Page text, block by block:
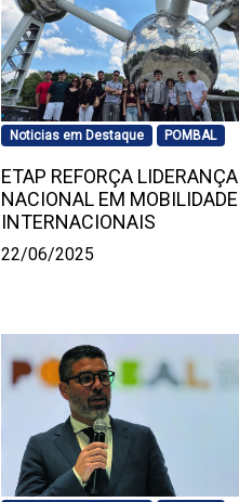
Noticias em Destaque POMBAL
ETAP REFORÇA LIDERANÇA
NACIONAL EM
INTERNACIONAIS
22/06/2025